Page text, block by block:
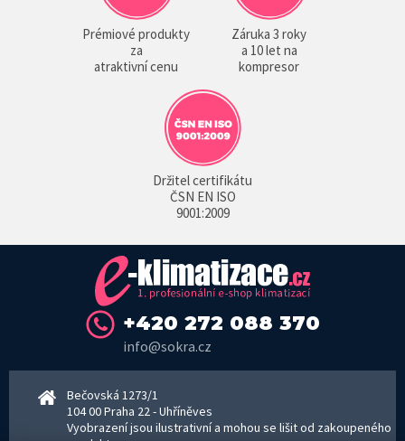
Prémiové produkty
za
atraktivní cenu
Záruka 3 roky
a 10 let na
kompresor
Držitel certifikátu
ČSN EN ISO
9001:2009
+420 272 088 370
info@sokra.cz
Bečovská 1273/1
104 00 Praha 22 - Uhříněves
Vyobrazení jsou ilustrativní a mohou se lišit od zakoupeného